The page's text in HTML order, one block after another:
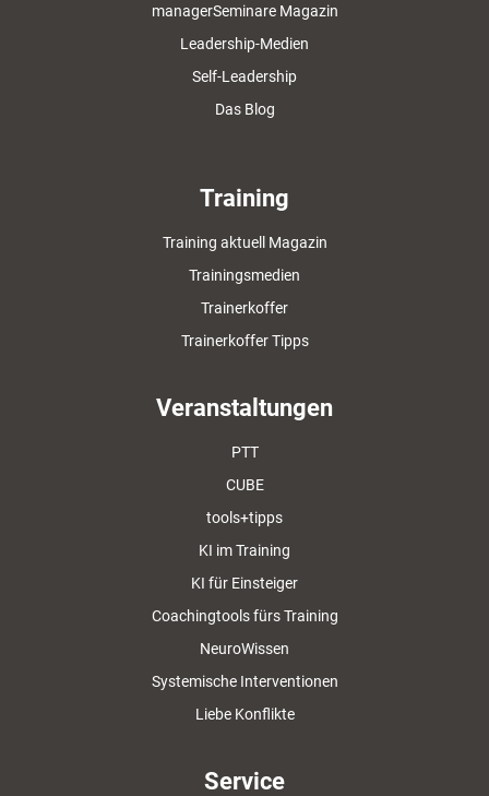
managerSeminare Magazin
Leadership-Medien
Self-Leadership
Das Blog
Training
Training aktuell Magazin
Trainingsmedien
Trainerkoffer
Trainerkoffer Tipps
Veranstaltungen
PTT
CUBE
tools+tipps
KI im Training
KI für Einsteiger
Coachingtools fürs Training
NeuroWissen
Systemische Interventionen
Liebe Konflikte
Service